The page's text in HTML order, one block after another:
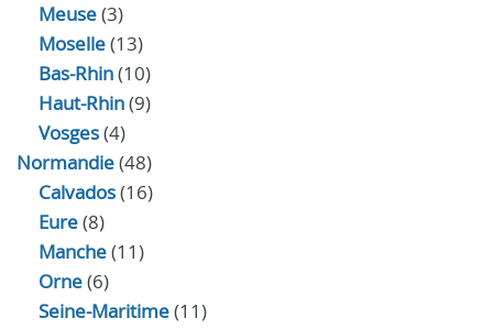
Meuse(3)
Moselle(13)
Bas-Rhin(10)
Haut-Rhin(9)
Vosges(4)
Normandie(48)
Calvados(16)
Eure(8)
Manche(11)
Orne(6)
Seine-Maritime(11)